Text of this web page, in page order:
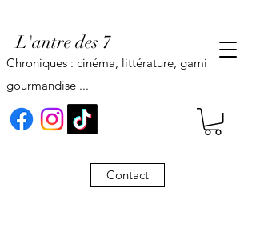
L'antre des 7
Contact
Chroniques : cinéma, littérature, gaming,
gourmandise ...